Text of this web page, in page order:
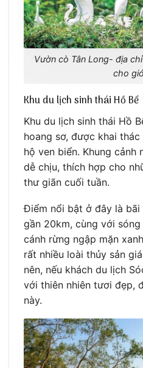
Vườn cò Tân Long- địa
cho
Khu du lịch sinh thái Hồ Bể
Khu du lịch sinh thái Hồ
hoang sơ, được khai
hộ ven biển. Khung cảnh
dễ chịu, thích hợp cho
thư giãn cuối tuần.
Điểm nổi bật ở đây là bãi
gần 20km, cùng với
cánh rừng ngập mặn
rất nhiều loài thủy sản
nên, nếu khách du lịch
với thiên nhiên tươi đẹp,
này.